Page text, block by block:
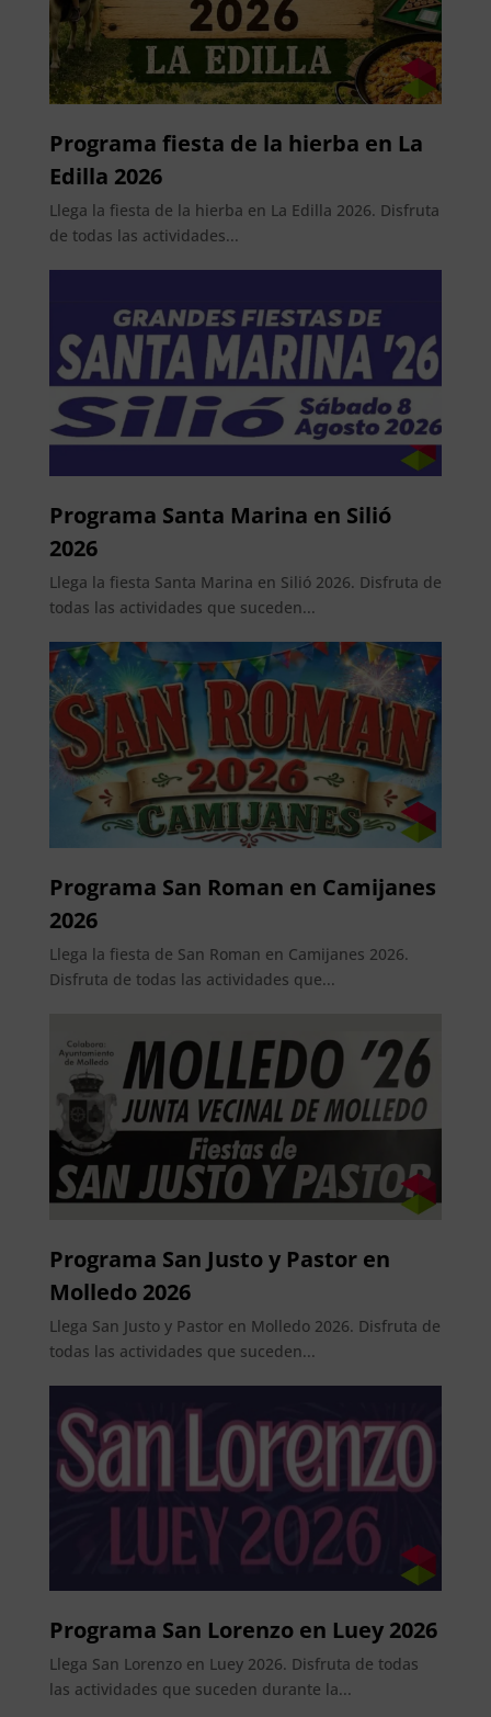
Programa fiesta de la hierba en La
Edilla 2026
Llega la fiesta de la hierba en La Edilla 2026. Disfruta
de todas las actividades...
Programa Santa Marina en Silió
2026
Llega la fiesta Santa Marina en Silió 2026. Disfruta de
todas las actividades que suceden...
Programa San Roman en Camijanes
2026
Llega la fiesta de San Roman en Camijanes 2026.
Disfruta de todas las actividades que...
Programa San Justo y Pastor en
Molledo 2026
Llega San Justo y Pastor en Molledo 2026. Disfruta de
todas las actividades que suceden...
Programa San Lorenzo en Luey 2026
Llega San Lorenzo en Luey 2026. Disfruta de todas
las actividades que suceden durante la...